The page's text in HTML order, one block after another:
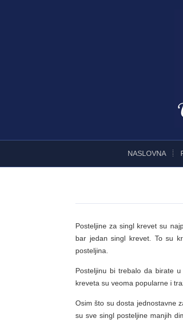
NASLOVNA
Posteljine za singl krevet su
bar jedan singl krevet. To su
posteljina.
Posteljinu bi trebalo da birate
kreveta su veoma popularne i
Osim što su dosta jednostavne
su sve singl posteljine manjih